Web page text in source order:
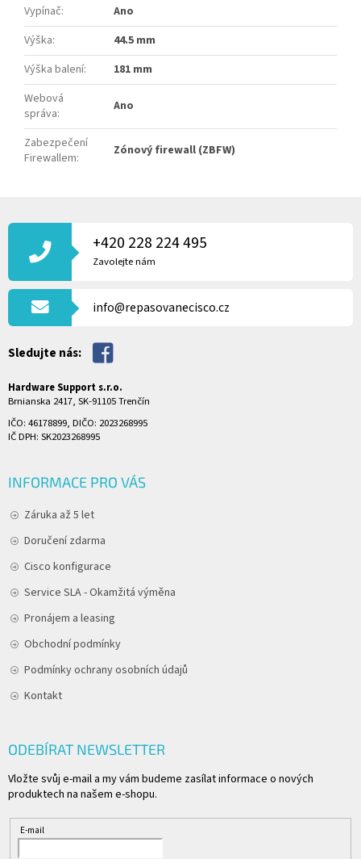
Vypínač:
Ano
Výška:
44.5 mm
Výška balení:
181 mm
Webová
správa: Ano
Zabezpečení
Firewallem: Zónový firewall (ZBFW)
Á
T
+420 228 224 495
Zavolejte nám
info@repasovanecisco.cz
Sledujte nás:
Hardware Support s.r.o.
Brnianska 2417, SK-91105 Trenčín
IČO: 46178899, DIČO: 2023268995
IČ DPH: SK2023268995
INFORMACE PRO VÁS
Záruka až 5 let
Doručení zdarma
Cisco konfigurace
Service SLA - Okamžitá výměna
Pronájem a leasing
Obchodní podmínky
Podmínky ochrany osobních údajů
Kontakt
ODEBÍRAT NEWSLETTER
Vložte svůj e-mail a my vám budeme zasílat informace o nových
produktech na našem e-shopu.
E-mail